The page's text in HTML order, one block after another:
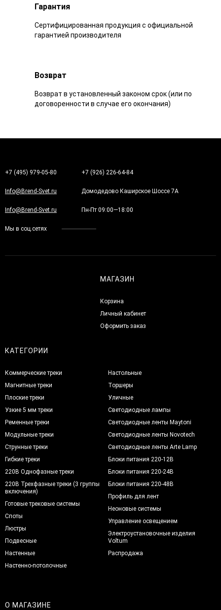
Гарантия
Сертифицированная продукция с официальной
гарантией производителя
Возврат
Возврат в установленный законом срок (или по
договоренности в случае его окончания)
+7 (495) 979-05-80 +7 (926) 226-64-84
Info@Brend-Svet.ru Домодедово Каширское Шоссе 7А
Info@Brend-Svet.ru Пн-Пт 09:00—18:00
Мы в соц.сетях
МАГАЗИН
Корзина
Личный кабинет
Оформить заказ
КАТЕГОРИИ
Коммерческие треки
Магнитные треки
Плоские треки
Узкие 5 мм треки
Ременные треки
Модульные треки
Струнные треки
Гибкие треки
220В Однофазные треки
220В Трехфазные треки (3 группы
включения)
Готовые трековые системы
Споты
Люстры
Подвесные
Настенные
Настенно-потолочные
Настольные
Торшеры
Уличные
Светодиодные лампы
Светодиодные ленты Maytoni
Светодиодные ленты Novotech
Светодиодные ленты Arte Lamp
Блоки питания 220-12В
Блоки питания 220-24В
Блоки питания 220-48В
Профиль для лент
Неоновые системы
Управление освещением
Электроустановочные изделия
Voltum
Распродажа
О МАГАЗИНЕ